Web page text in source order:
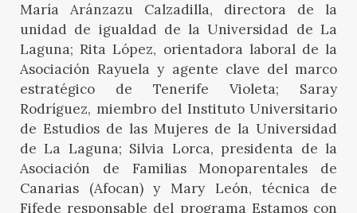
María Aránzazu Calzadilla, directora de la
unidad de igualdad de la Universidad de La
Laguna; Rita López, orientadora laboral de la
Asociación Rayuela y agente clave del marco
estratégico de Tenerife Violeta; Saray
Rodríguez, miembro del Instituto Universitario
de Estudios de las Mujeres de la Universidad
de La Laguna; Silvia Lorca, presidenta de la
Asociación de Familias Monoparentales de
Canarias (Afocan) y Mary León, técnica de
Fifede responsable del programa Estamos con